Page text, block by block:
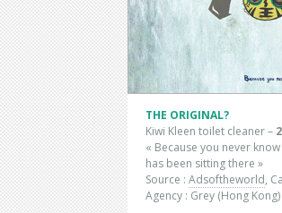
THE ORIGINAL?
Kiwi Kleen toilet cleaner –
« Because you never
has been sitting there »
Source : Adsoftheworld,
Agency : Grey (Hong Kong)